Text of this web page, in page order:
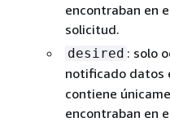
encontraban en
solicitud.
desired : solo
notificado datos
contiene
encontraban en